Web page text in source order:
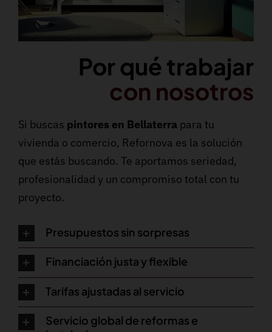
Por qué trabajar
con nosotros
Si buscas pintores en Bellaterrapara tu
vivienda o comercio, Refornova es la solución
que estás buscando. Te aportamos seriedad,
profesionalidad y un compromiso total con tu
proyecto.
Presupuestos sin sorpresas
Financiación justa y flexible
Tarifas ajustadas al servicio
Servicio global de reformas e